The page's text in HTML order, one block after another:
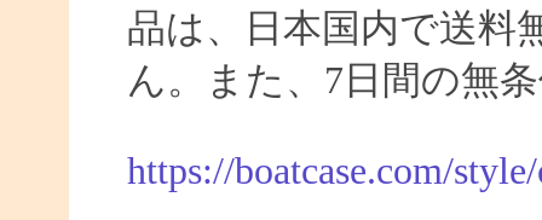
品は、日本国内で送料
ん。また、7日間の無
https://boatcase.com/